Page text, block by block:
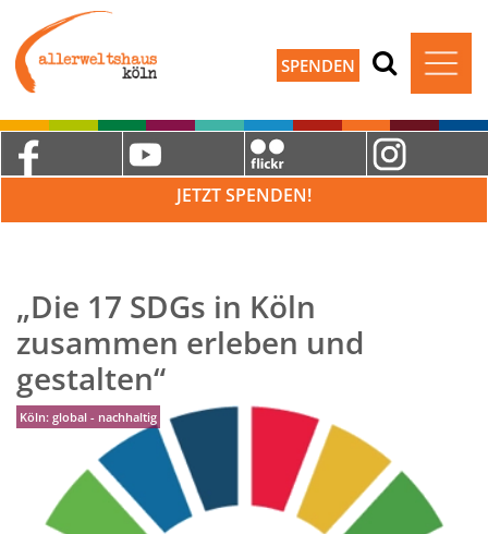
SPENDEN
JETZT SPENDEN!
„Die 17 SDGs in Köln
zusammen erleben und
gestalten“
Köln: global - nachhaltig